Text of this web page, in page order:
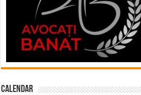
Calendar